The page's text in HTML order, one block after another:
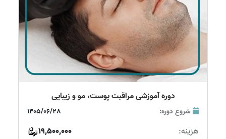
دوره آموزشی مراقبت پوست، مو و زیبایی
شروع دوره: 1405/06/28
هزینه: 19,500,000